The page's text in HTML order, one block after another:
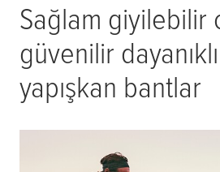
Sağlam giyilebilir
güvenilir
yapışkan bantlar